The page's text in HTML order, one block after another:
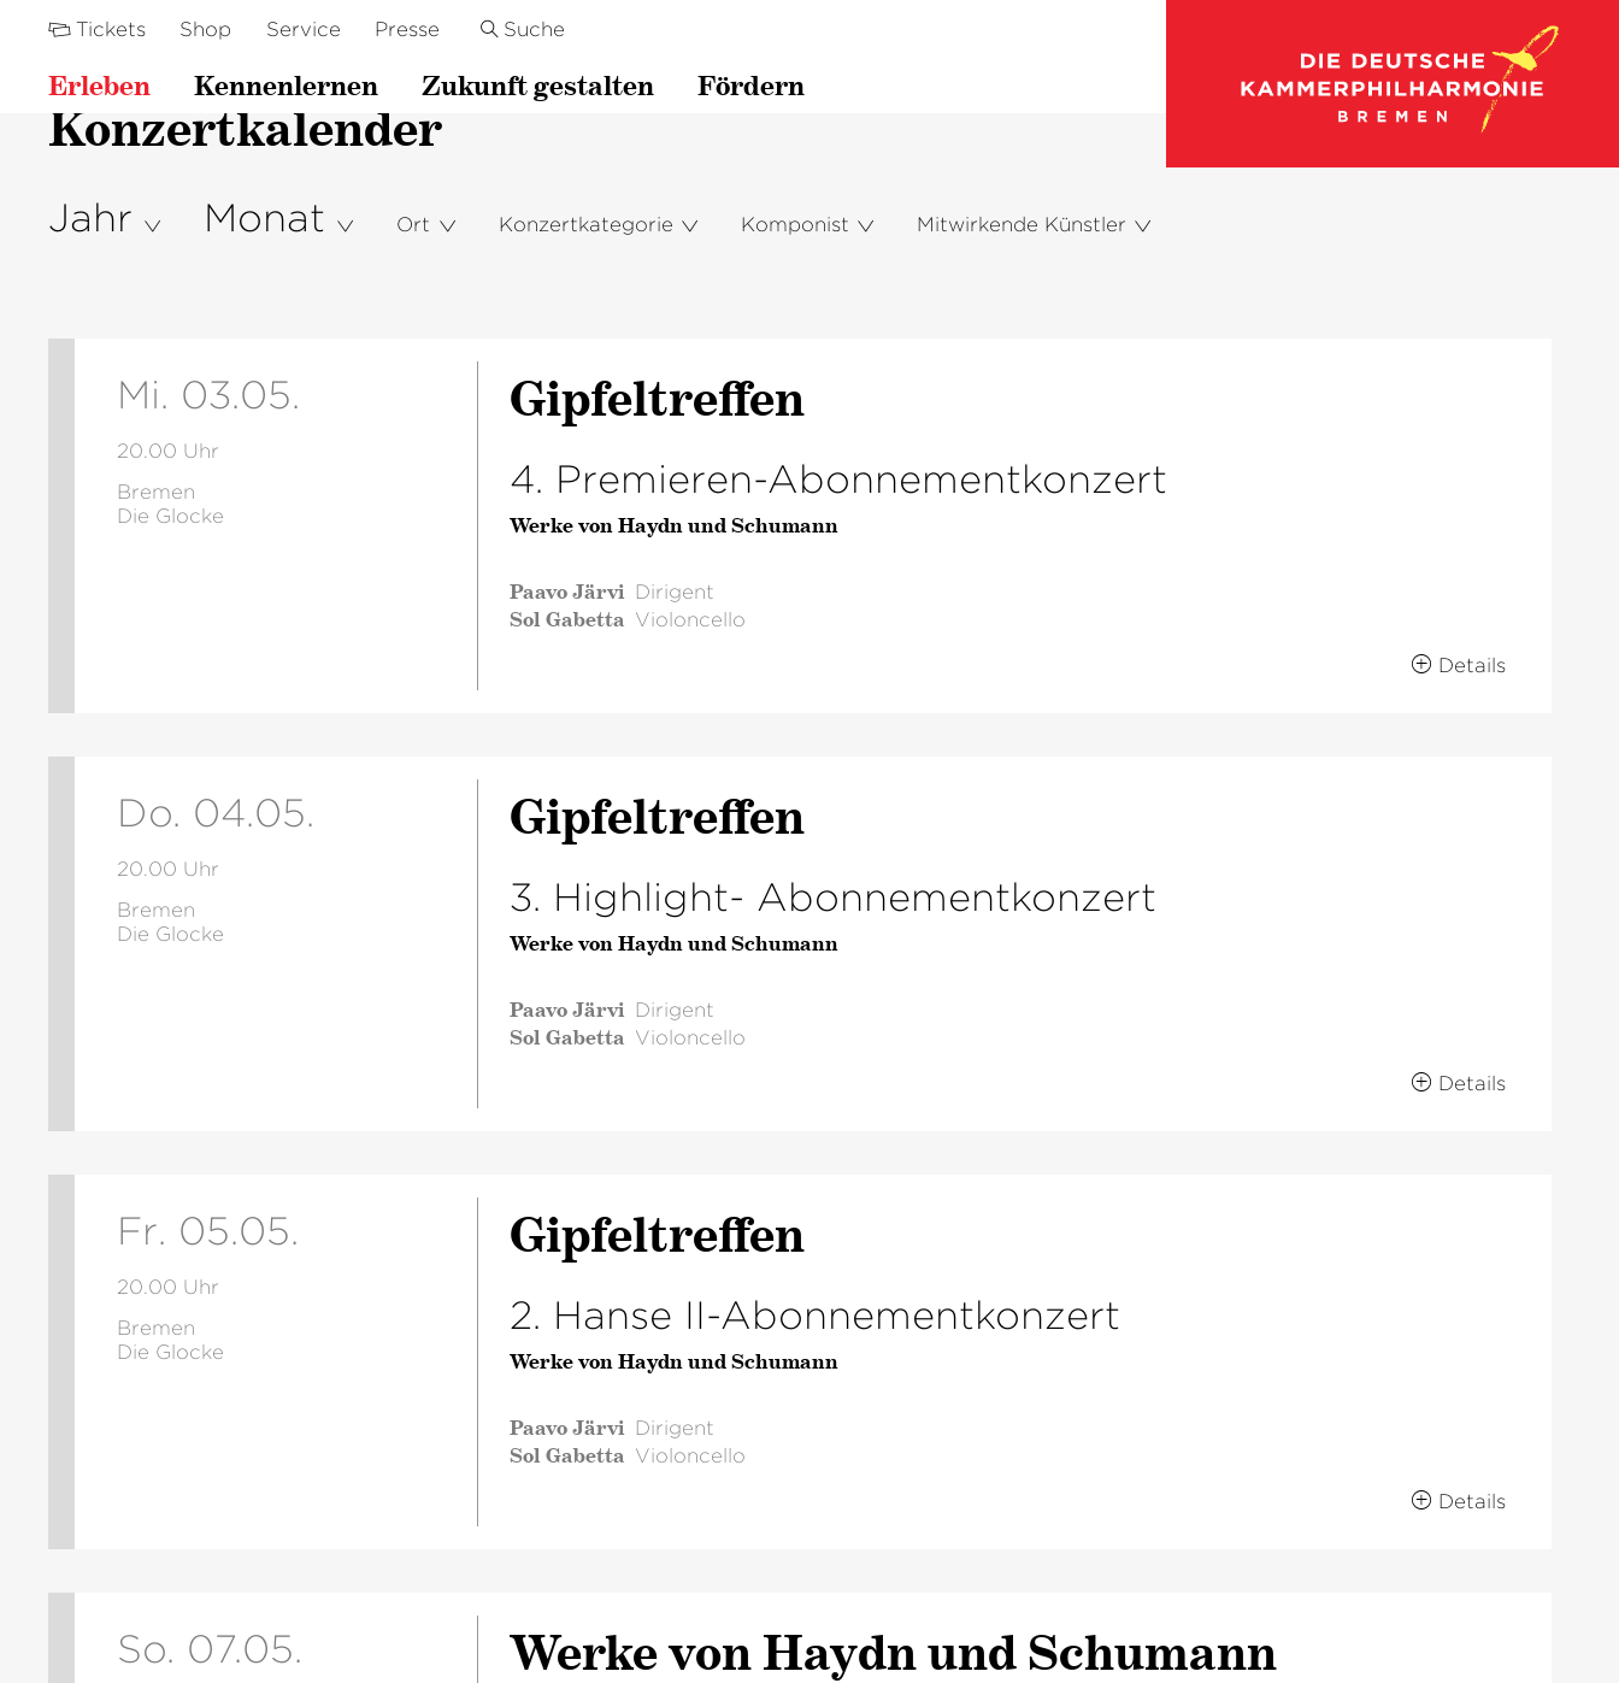
Tickets Shop Service Presse Suche
Erleben Kennenlernen Zukunft gestalten Fördern
Konzertkalender
Jahr Monat Ort Konzertkategorie Komponist Mitwirkende Künstler
Mi. 03.05.
20.00 Uhr
Bremen
Die Glocke
Gipfeltreffen
4. Premieren-Abonnementkonzert
Werke von Haydn und Schumann
Paavo Järvi Dirigent
Sol Gabetta Violoncello
Details
Do. 04.05.
20.00 Uhr
Bremen
Die Glocke
Gipfeltreffen
3. Highlight- Abonnementkonzert
Werke von Haydn und Schumann
Paavo Järvi Dirigent
Sol Gabetta Violoncello
Details
Fr. 05.05.
20.00 Uhr
Bremen
Die Glocke
Gipfeltreffen
2. Hanse II-Abonnementkonzert
Werke von Haydn und Schumann
Paavo Järvi Dirigent
Sol Gabetta Violoncello
Details
So. 07.05. Werke von Haydn und Schumann